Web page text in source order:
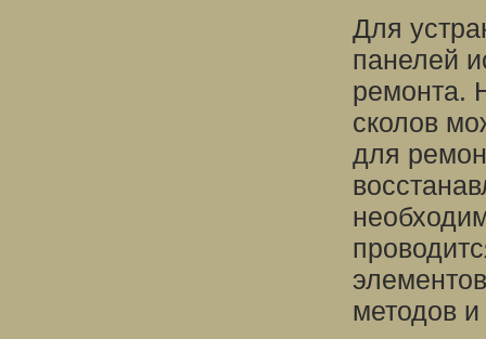
Для
панелей
ремонта.
сколов
для
методов